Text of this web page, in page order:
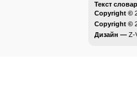
Текст
Copyright ©
Copyright ©
Дизайн — Z-